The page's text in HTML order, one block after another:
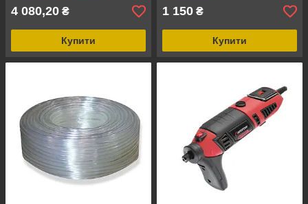
4 080,20 ₴
Купити
1 150 ₴
Купити